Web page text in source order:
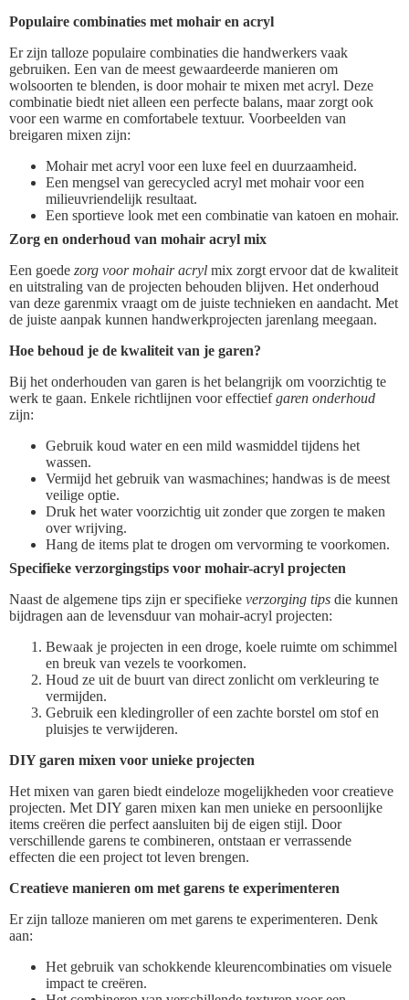
Populaire combinaties met mohair en acryl
Er zijn talloze populaire combinaties die handwerkers vaak
gebruiken. Een van de meest gewaardeerde manieren om
wolsoorten te blenden, is door mohair te mixen met acryl. Deze
combinatie biedt niet alleen een perfecte balans, maar zorgt ook
voor een warme en comfortabele textuur. Voorbeelden van
breigaren mixen zijn:
Mohair met acryl voor een luxe feel en duurzaamheid.
Een mengsel van gerecycled acryl met mohair voor een
milieuvriendelijk resultaat.
Een sportieve look met een combinatie van katoen en mohair.
Zorg en onderhoud van mohair acryl mix
Een goede zorg voor mohair acryl mix zorgt ervoor dat de kwaliteit
en uitstraling van de projecten behouden blijven. Het onderhoud
van deze garenmix vraagt om de juiste technieken en aandacht. Met
de juiste aanpak kunnen handwerkprojecten jarenlang meegaan.
Hoe behoud je de kwaliteit van je garen?
Bij het onderhouden van garen is het belangrijk om voorzichtig te
werk te gaan. Enkele richtlijnen voor effectiefgaren onderhoud
zijn:
Gebruik koud water en een mild wasmiddel tijdens het
wassen.
Vermijd het gebruik van wasmachines; handwas is de meest
veilige optie.
Druk het water voorzichtig uit zonder que zorgen te maken
over wrijving.
Hang de items plat te drogen om vervorming te voorkomen.
Specifieke verzorgingstips voor mohair-acryl projecten
Naast de algemene tips zijn er specifieke verzorging tips die kunnen
bijdragen aan de levensduur van mohair-acryl projecten:
Bewaak je projecten in een droge, koele ruimte om schimmel
en breuk van vezels te voorkomen.
Houd ze uit de buurt van direct zonlicht om verkleuring te
vermijden.
Gebruik een kledingroller of een zachte borstel om stof en
pluisjes te verwijderen.
DIY garen mixen voor unieke projecten
Het mixen van garen biedt eindeloze mogelijkheden voor creatieve
projecten. Met DIY garen mixen kan men unieke en persoonlijke
items creëren die perfect aansluiten bij de eigen stijl. Door
verschillende garens te combineren, ontstaan er verrassende
effecten die een project tot leven brengen.
Creatieve manieren om met garens te experimenteren
Er zijn talloze manieren om met garens te experimenteren. Denk
aan:
Het gebruik van schokkende kleurencombinaties om visuele
impact te creëren.